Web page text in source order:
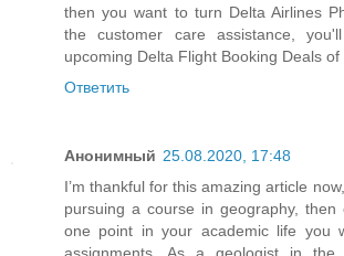
then you want to turn Delta Airlines
the customer care assistance,
upcoming Delta Flight Booking Deals of
Ответить
Анонимный 25.08.2020, 17:48
I’m thankful for this amazing article
pursuing a course in geography,
one point in your academic life you
assignments. As a geologist in the